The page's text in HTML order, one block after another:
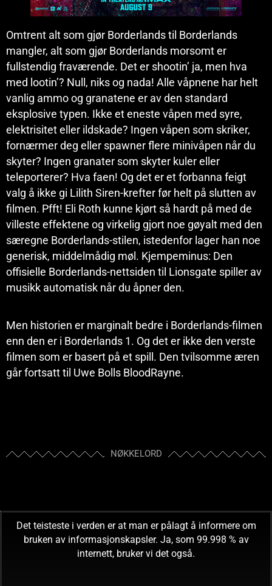
Omtrent alt som gjør Borderlands til Borderlands
mangler, alt som gjør Borderlands morsomt er
fullstendig fraværende. Det er shootin’ ja, men hva
med lootin’? Null, niks og nada! Alle våpnene har helt
vanlig ammo og granatene er av den standard
eksplosive typen. Ikke et eneste våpen med syre,
elektrisitet eller ildskade? Ingen våpen som skriker,
fornærmer deg eller spawner flere minivåpen når du
skyter? Ingen granater som skyter kuler eller
teleporterer? Hva faen! Og det er et forbanna feigt
valg å ikke gi Lilith Siren-krefter før helt på slutten av
filmen. Pfft! Eli Roth kunne kjørt så hardt på med de
villeste effektene og virkelig gjort noe gøyalt med den
særegne Borderlands-stilen, istedenfor lager han noe
generisk, middelmådig møl. Kjempeminus: Den
offisielle Borderlands-nettsiden til Lionsgate spiller av
musikk automatisk når du åpner den.
Men historien er marginalt bedre i Borderlands-filmen
enn den er i Borderlands 1. Og det er ikke den verste
filmen som er basert på et spill. Den tvilsomme æren
går fortsatt til Uwe Bolls BloodRayne.
NØKKELORD
READ! CONSUME! OBEY!
Det teisteste i verden er at man er pålagt å informere om
bruken av informasjonskapsler. Ja, som 99.998 % av
internett, bruker vi det også.